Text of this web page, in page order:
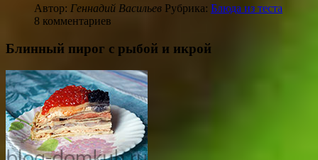
Автор: Геннадий Васильев Рубрика: Блюда из теста
8 комментариев
Блинный пирог с рыбой и икрой